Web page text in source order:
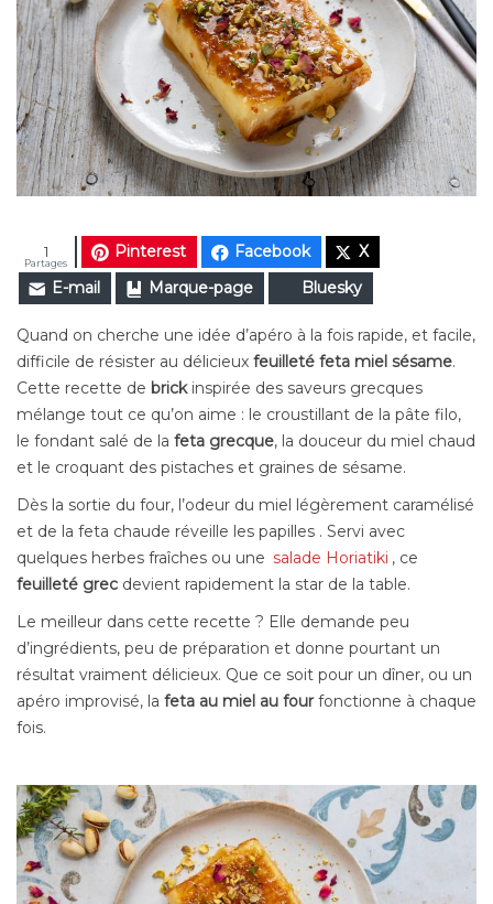
Pinterest Facebook
X
E-mail
Marque-page Bluesky
Partages
1
Quand on cherche une idée d’apéro à la fois rapide, et facile,
difficile de résister au délicieux feuilleté feta miel sésame.
Cette recette de brickinspirée des saveurs grecques
mélange tout ce qu’on aime : le croustillant de la pâte filo,
le fondant salé de la feta grecque, la douceur du miel chaud
et le croquant des pistaches et graines de sésame.
Dès la sortie du four, l’odeur du miel légèrement caramélisé
et de la feta chaude réveille les papilles . Servi avec
quelques herbes fraîches ou une salade Horiatiki , ce
feuilleté grec devient rapidement la star de la table.
Le meilleur dans cette recette ? Elle demande peu
d’ingrédients, peu de préparation et donne pourtant un
résultat vraiment délicieux. Que ce soit pour un dîner, ou un
apéro improvisé, la feta au miel au fourfonctionne à chaque
fois.